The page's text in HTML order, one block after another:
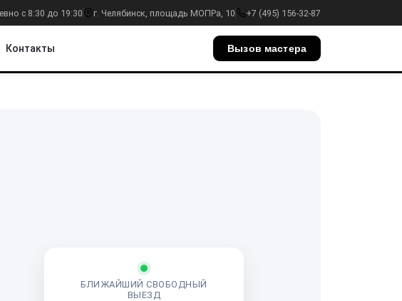
с 8:30 до 19:30 г. Челябинск, площадь МОПРа, 10 +7 (495) 156-32-87
Контакты Вызов мастера
БЛИЖАЙШИЙ СВОБОДНЫЙ
ВЫЕЗД